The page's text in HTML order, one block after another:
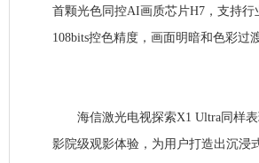
首颗光色同控AI画质芯片H7，支持
108bits控色精度，画面明暗和色彩
海信激光电视探索X1 Ultra同样表
影院级观影体验，为用户打造出沉浸